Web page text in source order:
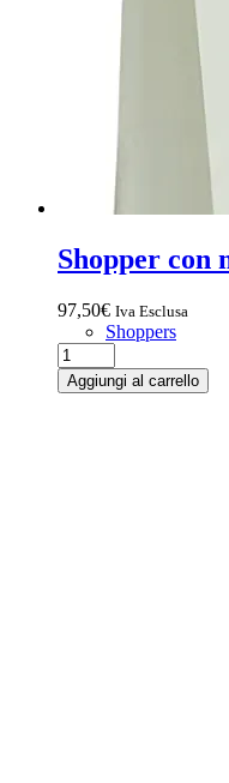
Shopper con
97,50€ Iva Esclusa
Shoppers
Aggiungi al carrello